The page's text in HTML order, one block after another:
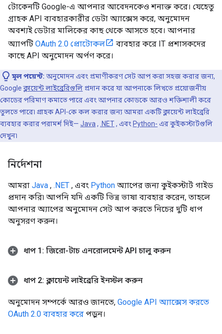
টোকেনটি Google-এ আপনার আবেদনকেও শনাক্ত করে। যেহেতু
গ্রাহক API ব্যবহারকারীর ডেটা অ্যাক্সেস করে, অনুমোদন
অবশ্যই ডেটার মালিকের কাছ থেকে আসতে হবে। আপনার
অ্যাপটি OAuth 2.0 প্রোটোকল
ব্যবহার করে IT প্রশাসকদের
কাছে API অনুমোদন অর্পণ করে।
মূল পয়েন্ট: অনুমোদন এবং প্রমাণীকরণ সেট আপ করা সহজ করার জন্য,
Googleক্লায়েন্ট লাইব্রেরিগুলি প্রদান করে যা আপনাকে লিখতে প্রয়োজনীয়
কোডের পরিমাণ কমাতে পারে এবং আপনার কোডকে আরও শক্তিশালী করে
তুলতে পারে৷ গ্রাহক API-কে কল করার জন্য আমরা একটি ক্লায়েন্ট লাইব্রেরি
ব্যবহার করার পরামর্শ দিই— Java , .NET, এবং Python- এর কুইকস্টার্টগুলি
দেখুন৷
নির্দেশনা
আমরা Java , .NET , এবং Python অ্যাপের জন্য কুইকস্টার্ট গাইড
প্রদান করি৷ আপনি যদি একটি ভিন্ন ভাষা ব্যবহার করেন, তাহলে
আপনার অ্যাপের অনুমোদন সেট আপ করতে নিচের দুটি ধাপ
অনুসরণ করুন।
ধাপ 1: জিরো-টাচ এনরোলমেন্ট API চালু করুন
ধাপ 2: ক্লায়েন্ট লাইব্রেরি ইনস্টল করুন
অনুমোদন সম্পর্কে আরও জানতে, Google API অ্যাক্সেস করতে
OAuth 2.0 ব্যবহার করে পড়ুন।